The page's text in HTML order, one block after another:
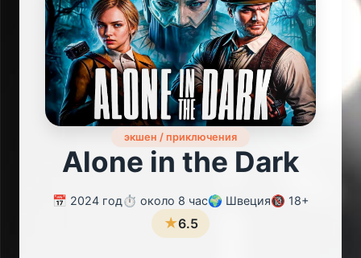
экшен / приключения
Alone in the Dark
📅 2024 год⏱️ около 8 час🌍 Швеция🔞 18+
★6.5